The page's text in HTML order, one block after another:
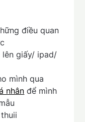
điều quan
lên giấy/ ipad/
mình qua
nhân để mình